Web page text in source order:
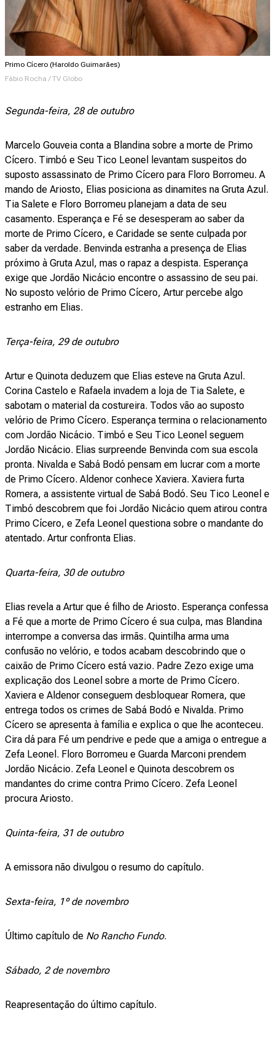
Primo Cícero (Haroldo Guimarães)
Fábio Rocha / TV Globo
Segunda-feira, 28 de outubro
Marcelo Gouveia conta a Blandina sobre a morte de Primo
Cícero. Timbó e Seu Tico Leonel levantam suspeitos do
suposto assassinato de Primo Cícero para Floro Borromeu. A
mando de Ariosto, Elias posiciona as dinamites na Gruta Azul.
Tia Salete e Floro Borromeu planejam a data de seu
casamento. Esperança e Fé se desesperam ao saber da
morte de Primo Cícero, e Caridade se sente culpada por
saber da verdade. Benvinda estranha a presença de Elias
próximo à Gruta Azul, mas o rapaz a despista. Esperança
exige que Jordão Nicácio encontre o assassino de seu pai.
No suposto velório de Primo Cícero, Artur percebe algo
estranho em Elias.
Terça-feira, 29 de outubro
Artur e Quinota deduzem que Elias esteve na Gruta Azul.
Corina Castelo e Rafaela invadem a loja de Tia Salete, e
sabotam o material da costureira. Todos vão ao suposto
velório de Primo Cícero. Esperança termina o relacionamento
com Jordão Nicácio. Timbó e Seu Tico Leonel seguem
Jordão Nicácio. Elias surpreende Benvinda com sua escola
pronta. Nivalda e Sabá Bodó pensam em lucrar com a morte
de Primo Cícero. Aldenor conhece Xaviera. Xaviera furta
Romera, a assistente virtual de Sabá Bodó. Seu Tico Leonel e
Timbó descobrem que foi Jordão Nicácio quem atirou contra
Primo Cícero, e Zefa Leonel questiona sobre o mandante do
atentado. Artur confronta Elias.
Quarta-feira, 30 de outubro
Elias revela a Artur que é filho de Ariosto. Esperança confessa
a Fé que a morte de Primo Cícero é sua culpa, mas Blandina
interrompe a conversa das irmãs. Quintilha arma uma
confusão no velório, e todos acabam descobrindo que o
caixão de Primo Cícero está vazio. Padre Zezo exige uma
explicação dos Leonel sobre a morte de Primo Cícero.
Xaviera e Aldenor conseguem desbloquear Romera, que
entrega todos os crimes de Sabá Bodó e Nivalda. Primo
Cícero se apresenta à família e explica o que lhe aconteceu.
Cira dá para Fé um pendrive e pede que a amiga o entregue a
Zefa Leonel. Floro Borromeu e Guarda Marconi prendem
Jordão Nicácio. Zefa Leonel e Quinota descobrem os
mandantes do crime contra Primo Cícero. Zefa Leonel
procura Ariosto.
Quinta-feira, 31 de outubro
A emissora não divulgou o resumo do capítulo.
Sexta-feira, 1º de novembro
Último capítulo de No Rancho Fundo.
Sábado, 2 de novembro
Reapresentação do último capítulo.